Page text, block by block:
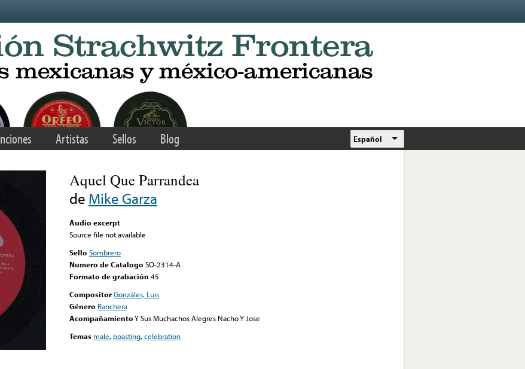
Artistas Sellos Blog Español
Aquel Que Parrandea
de Mike Garza
Audio excerpt
Source file not available
Sello Sombrero
Numero de Catalogo SO-2314-A
Formato de grabación 45
CompositorGonzáles, Luis
Género Ranchera
AcompañamientoY Sus Muchachos Alegres Nacho Y Jose
Temas male, boasting,celebration